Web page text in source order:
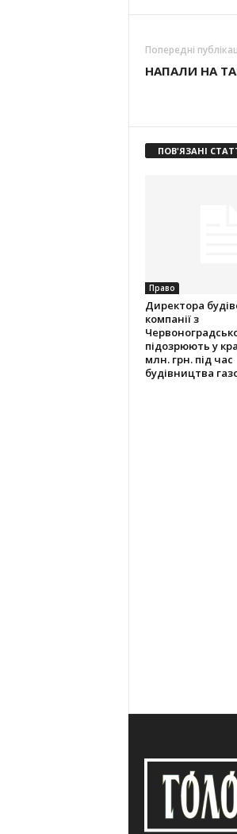
Попередні
НАПАЛИ НА
ПОВ'ЯЗАНІ
Право
Директора
компанії з
підозрюють у
млн. грн. під час
будівництва